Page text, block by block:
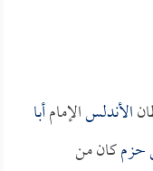
الأندلسالإمامأبا
حزمكان من